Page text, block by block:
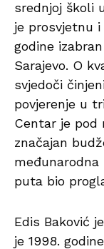
srednjoj školi
je prosvjetnu
godine
Sarajevo. O
svjedoči
povjerenje u
Centar je pod
značajan
međunarodna
puta bio
Edis Baković
je 1998.